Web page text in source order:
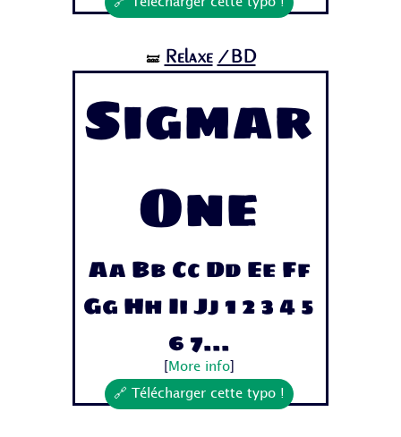
🔗 Télécharger cette typo !
🝛 Relaxe /BD
Sigmar
One
Aa Bb Cc Dd Ee Ff
Gg Hh Ii Jj 1 2 3 4 5
6 7...
More info]
🔗 Télécharger cette typo !